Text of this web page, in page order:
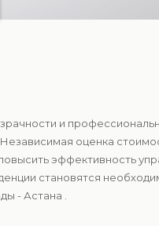
и
оценка
эффективность
становятся
- Астана .